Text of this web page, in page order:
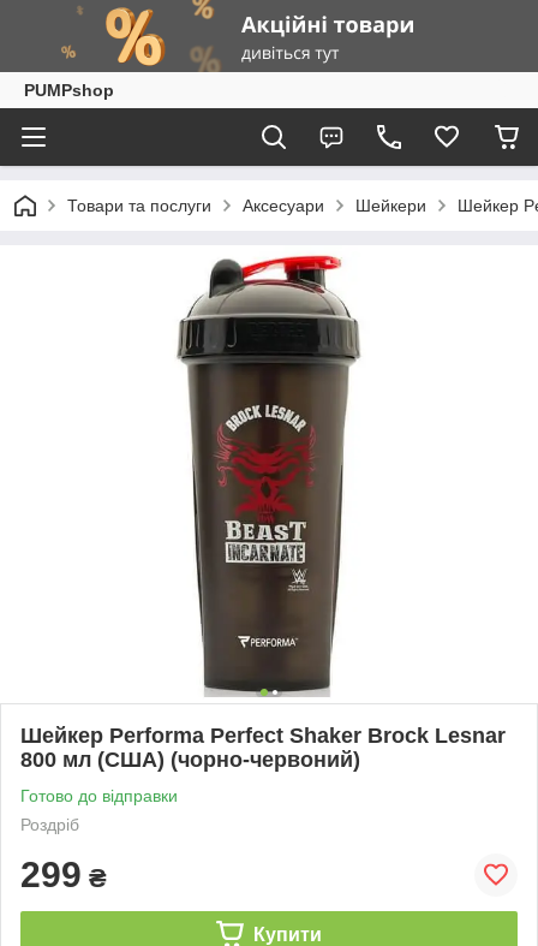
PUMPshop
Товари та послуги Аксесуари Шейкери Шейкер
Шейкер Performa Perfect Shaker Brock Lesnar
800 мл (США) (чорно-червоний)
Готово до відправки
Роздріб
299 ₴
Купити